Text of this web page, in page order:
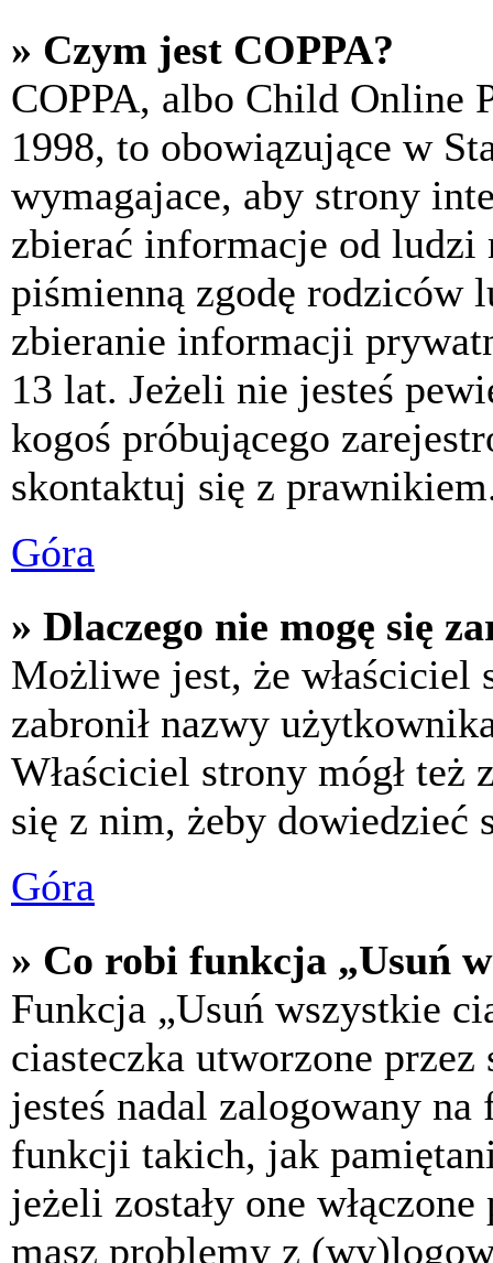
» Czym jest COPPA?
COPPA, albo Child Online
1998, to obowiązujące w
wymagajace, aby strony
zbierać informacje od
piśmienną zgodę rodziców
zbieranie informacji
13 lat. Jeżeli nie jesteś
kogoś próbującego
skontaktuj się z
Góra
» Dlaczego nie mogę się
Możliwe jest, że właściciel
zabronił nazwy
Właściciel strony mógł
się z nim, żeby dowiedzieć
Góra
» Co robi funkcja „Usuń
Funkcja „Usuń wszystkie
ciasteczka utworzone
jesteś nadal zalogowany
funkcji takich, jak
jeżeli zostały one
masz problemy z